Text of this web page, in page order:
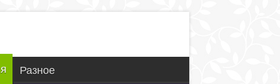
Разное